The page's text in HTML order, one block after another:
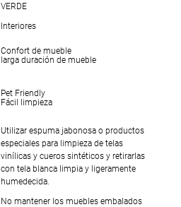
VERDE
Interiores
Confort de mueble
larga duración de mueble
Pet Friendly
Fácil limpieza
Utilizar espuma jabonosa o productos
especiales para limpieza de telas
vinílicas y cueros sintéticos y retirarlas
con tela blanca limpia y ligeramente
humedecida.
No mantener los muebles embalados